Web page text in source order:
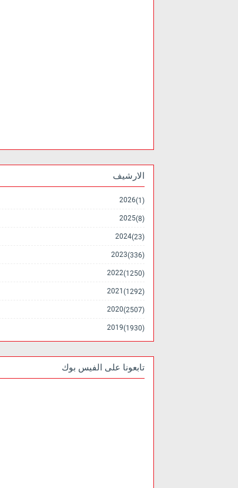
الارشيف
2026 (1)
2025 (8)
2024 (23)
2023 (336)
2022 (1250)
2021 (1292)
2020 (2507)
2019 (1930)
تابعونا على الفيس بوك